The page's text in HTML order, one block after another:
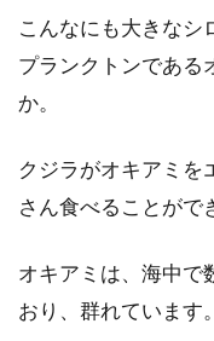
こんなにも大きなシ
プランクトンである
か。
クジラがオキアミを
さん食べることがで
オキアミは、海中で
おり、群れています。